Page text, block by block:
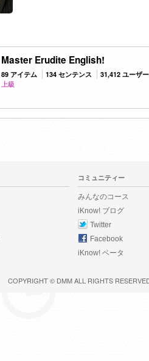
Master Erudite English!
89 アイテム 134 センテンス
31,412 ユーザー
上級
コミュニティー
みんなのコース
iKnow! ブログ
Twitter
Facebook
iKnow! ベータ
COPYRIGHT © DMMALL RIGHTS